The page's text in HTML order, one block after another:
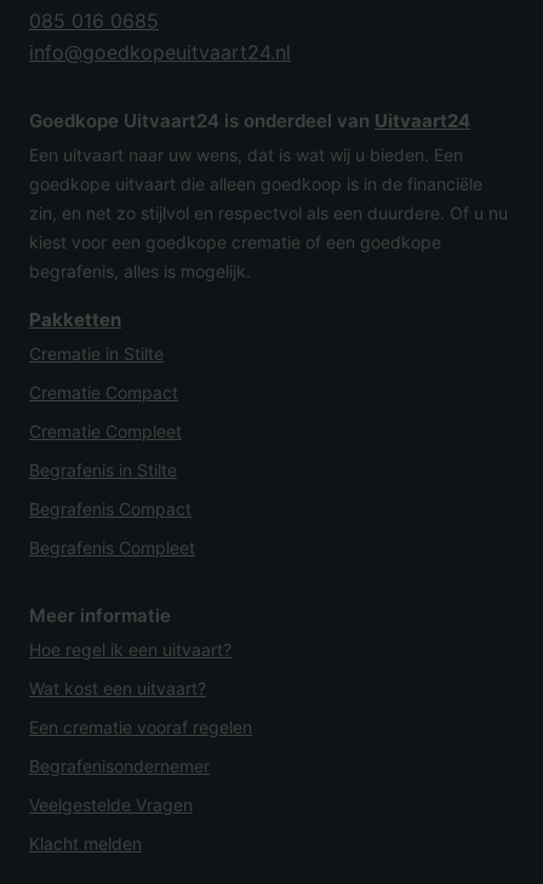
085 016 0685
info@goedkopeuitvaart24.nl
Goedkope Uitvaart24 is onderdeel van Uitvaart24
Een uitvaart naar uw wens, dat is wat wij u bieden. Een
goedkope uitvaart die alleen goedkoop is in de financiële
zin, en net zo stijlvol en respectvol als een duurdere. Of u nu
kiest voor een goedkope crematie of een goedkope
begrafenis, alles is mogelijk.
Pakketten
Crematie in Stilte
Crematie Compact
Crematie Compleet
Begrafenis in Stilte
Begrafenis Compact
Begrafenis Compleet
Meer informatie
Hoe regel ik een uitvaart?
Wat kost een uitvaart?
Een crematie vooraf regelen
Begrafenisondernemer
Veelgestelde Vragen
Klacht melden